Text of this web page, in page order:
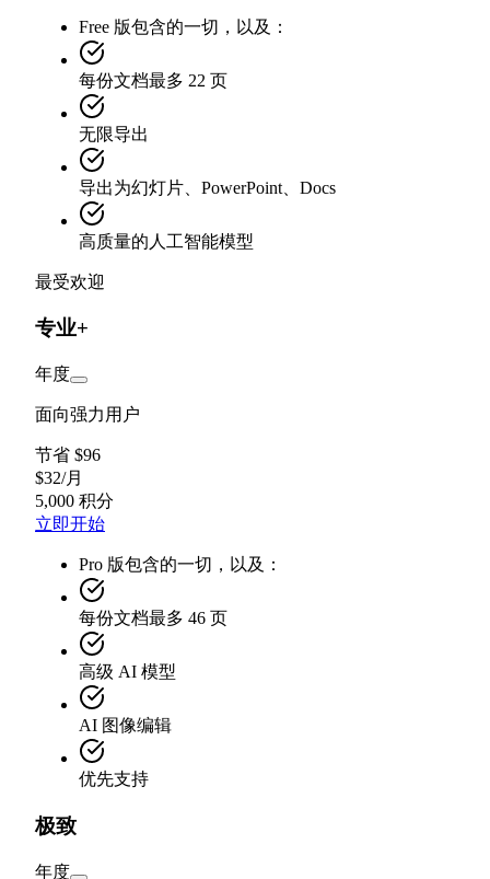
Free 版包含的一切，以及：
每份文档最多 22 页
无限导出
导出为幻灯片、PowerPoint、Docs
高质量的人工智能模型
最受欢迎
专业+
年度
面向强力用户
节省 $96
$32/月
5,000 积分
立即开始
Pro 版包含的一切，以及：
每份文档最多 46 页
高级 AI 模型
AI 图像编辑
优先支持
极致
年度